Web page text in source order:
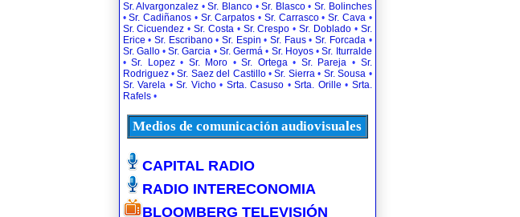
Sr. Alvargonzalez •Sr. Blanco•Sr. Blasco• Sr. Bolinches
•Sr. Cadiñanos • Sr. Carpatos • Sr. Carrasco• Sr. Cava•
Sr. Cicuendez •Sr. Costa• Sr. Crespo •Sr. Doblado• Sr.
Erice • Sr. Escribano• Sr. Espin •Sr. Faus•Sr. Forcada•
Sr. Gallo•Sr. Garcia • Sr. Germá • Sr. Hoyos•Sr. Iturralde
•Sr. Lopez• Sr. Moro •Sr. Ortega• Sr. Pareja • Sr.
Rodriguez•Sr. Saez del Castillo•Sr. Sierra• Sr. Sousa •
Sr. Varela • Sr. Vicho• Srta. Casuso • Srta. Orille • Srta.
Rafels•
Medios de comunicación audiovisuales
CAPITAL RADIO
RADIO INTERECONOMIA
BLOOMBERG TELEVISIÓN